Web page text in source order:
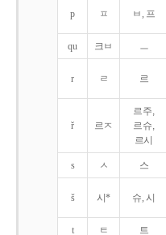
p ㅍ ㅂ, 프
qu 크ㅂ ㅡ
r ㄹ 르
ř 르ㅈ
르주,
르슈,
르시
s ㅅ 스
š 시* 슈, 시
t ㅌ 트